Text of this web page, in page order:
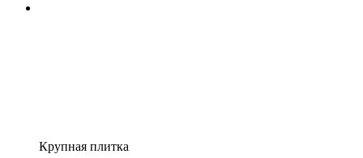
Крупная плитка